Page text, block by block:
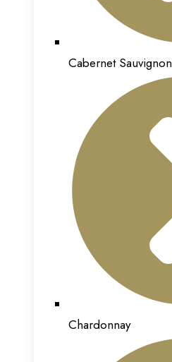
Cabernet Sauvignon
Chardonnay